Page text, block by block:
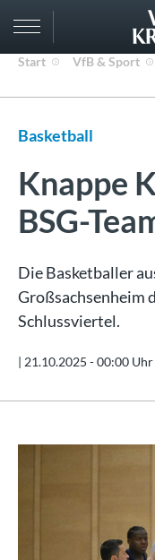
Start VfB & Sport
Basketball
Knappe
BSG-
Die Basketballer
Großsachsenheim
Schlussviertel.
| 21.10.2025 - 00:00 Uhr